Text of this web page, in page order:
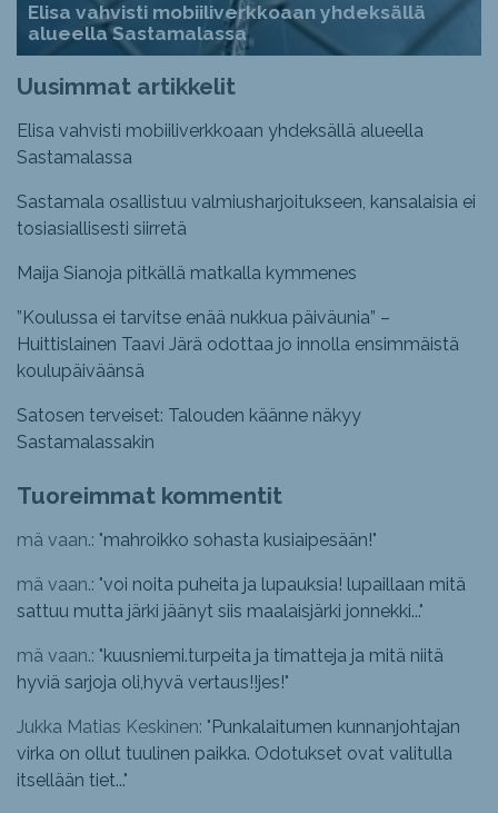
Elisa vahvisti mobiiliverkkoaan yhdeksällä
alueella Sastamalassa
Uusimmat artikkelit
Elisa vahvisti mobiiliverkkoaan yhdeksällä alueella
Sastamalassa
Sastamala osallistuu valmiusharjoitukseen, kansalaisia ei
tosiasiallisesti siirretä
Maija Sianoja pitkällä matkalla kymmenes
”Koulussa ei tarvitse enää nukkua päiväunia” –
Huittislainen Taavi Järä odottaa jo innolla ensimmäistä
koulupäiväänsä
Satosen terveiset: Talouden käänne näkyy
Sastamalassakin
Tuoreimmat kommentit
mä vaan.: "mahroikko sohasta kusiaipesään!"
mä vaan.: "voi noita puheita ja lupauksia! lupaillaan mitä
sattuu mutta järki jäänyt siis maalaisjärki jonnekki..."
mä vaan.: "kuusniemi.turpeita ja timatteja ja mitä niitä
hyviä sarjoja oli,hyvä vertaus!!jes!"
Jukka Matias Keskinen: "Punkalaitumen kunnanjohtajan
virka on ollut tuulinen paikka. Odotukset ovat valitulla
itsellään tiet..."